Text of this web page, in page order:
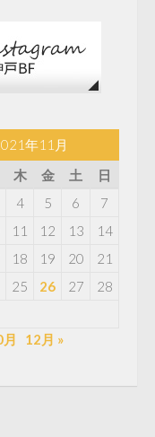
年11月
木 金 土
日
4 5 6
7
11 12 13
14
18 19 20
21
25 26 27
28
月
12月 »